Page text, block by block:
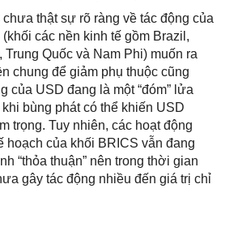
chưa thật sự rõ ràng về tác động của
các nền kinh tế gồm Brazil,
Trung Quốc và Nam Phi) muốn ra
chung để giảm phụ thuộc cũng
của USD đang là một “đóm” lửa
khi bùng phát có thể khiến USD
trọng. Tuy nhiên, các hoạt động
hoạch của khối BRICS vẫn đang
“thỏa thuận” nên trong thời gian
gây tác động nhiều đến giá trị chỉ